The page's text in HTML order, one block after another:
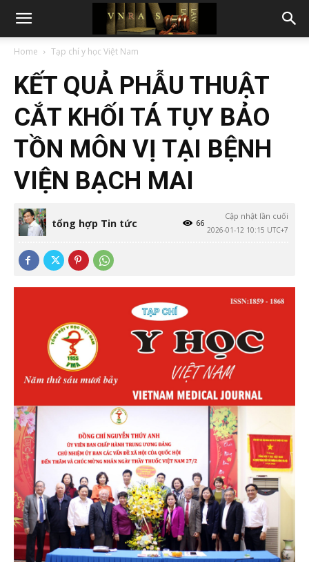
Home Tạp chí y học Việt Nam
KẾT QUẢ PHẪU THUẬT
CẮT KHỐI TÁ TỤY BẢO
TỒN MÔN VỊ TẠI BỆNH
VIỆN BẠCH MAI
tổng hợp Tin tức
Cập nhật lần cuối
2026-01-12 10:15 UTC+7
66